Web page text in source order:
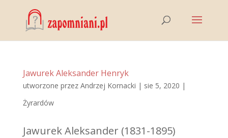
Jawurek Aleksander Henryk
utworzone przez Andrzej Kornacki | sie 5, 2020 |
Żyrardów
Jawurek Aleksander (1831-1895)